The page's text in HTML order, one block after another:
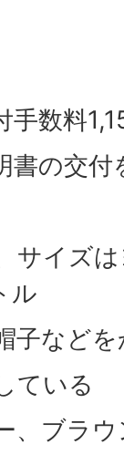
数料
の交付
ズは
ル
などを
いる
ラウ